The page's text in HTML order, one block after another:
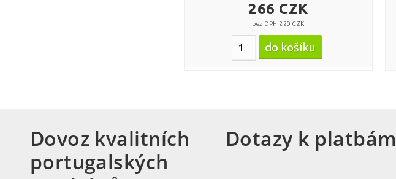
266 CZK
bez DPH 220 CZK
Dovoz kvalitních
portugalských
Dotazy k platbám